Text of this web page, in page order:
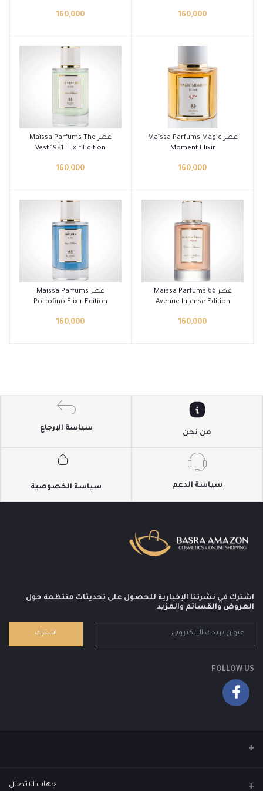
160,000
160,000
أضف إلى السلة
عطر Maïssa Parfums Magic
Moment Elixir
160,000
أضف إلى السلة
عطر Maïssa Parfums The
Vest 1981 Elixir Edition
160,000
أضف إلى السلة
عطر Maïssa Parfums 66
Avenue Intense Edition
160,000
أضف إلى السلة
عطر Maïssa Parfums
Portofino Elixir Edition
160,000
من نحن
سياسة الإرجاع
سياسة الدعم سياسة الخصوصية
اشترك في نشرتنا الإخبارية للحصول على تحديثات منتظمة حول
العروض والقسائم والمزيد
اشترك
FOLLOW US
جهات الاتصال